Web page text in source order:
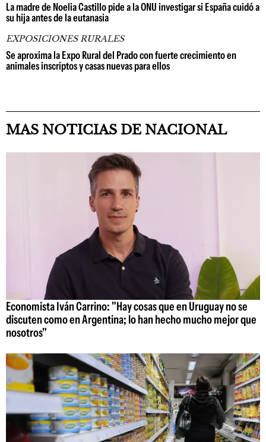
La madre de Noelia Castillo pide a la ONU investigar si España cuidó a
su hija antes de la eutanasia
EXPOSICIONES RURALES
Se aproxima la Expo Rural del Prado con fuerte crecimiento en
animales inscriptos y casas nuevas para ellos
MAS NOTICIAS DE NACIONAL
Economista Iván Carrino: "Hay cosas que en Uruguay no se
discuten como en Argentina; lo han hecho mucho mejor que
nosotros"